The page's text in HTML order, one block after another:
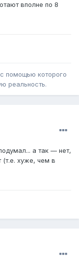
вполне по 8
помощью которого
реальность.
а так — нет,
(т.е. хуже, чем в